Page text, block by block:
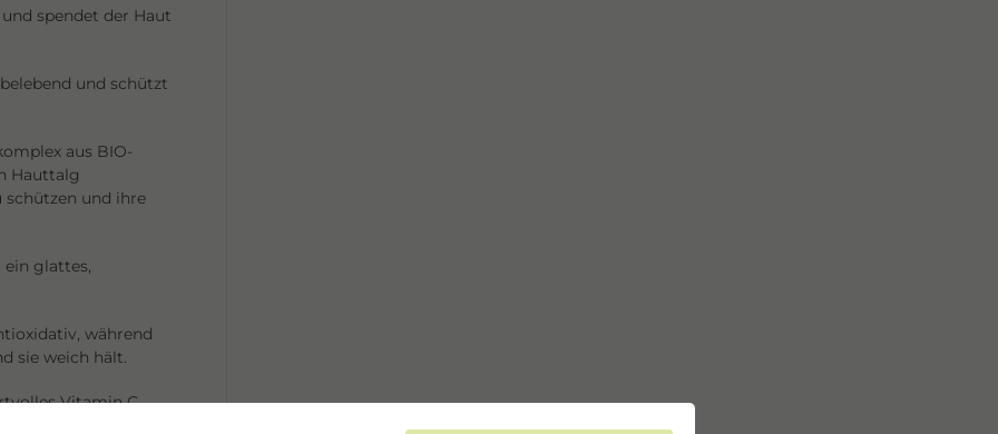
spendet der Haut
und schützt
aus BIO-
Hauttalg
und ihre
glattes,
während
sie weich hält.
Vitamin C
reinigen,